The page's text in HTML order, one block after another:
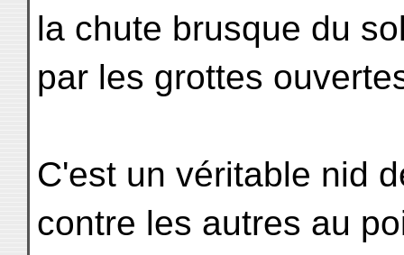
la chute brusque du
par les grottes
C'est un véritable nid
contre les autres au